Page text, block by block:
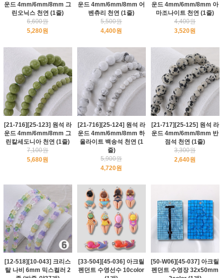
운드 4mm/6mm/8mm 그
린오닉스 천연 (1줄)
6,600원
5,280원
운드 4mm/6mm/8mm 어
벤츄리 천연 (1줄)
5,500원
4,400원
운드 4mm/6mm/8mm 아
마조나이트 천연 (1줄)
4,400원
3,520원
[21-716][25-123] 원석 라
운드 4mm/6mm/8mm 그
린칼세도니아 천연 (1줄)
7,100원
5,680원
[21-716][25-124] 원석 라
운드 4mm/6mm/8mm 하
울라이트 백송석 천연 (1
줄)
5,900원
4,720원
[21-717][25-125] 원석 라
운드 4mm/6mm/8mm 반
점석 천연 (1줄)
3,300원
2,640원
[12-518][10-043] 크리스
탈 나비 6mm 믹스컬러 2
[33-504][45-036] 아크릴
펜던트 수영선수 10color
[50-W06][45-037] 아크릴
펜던트 수영장 32x50mm